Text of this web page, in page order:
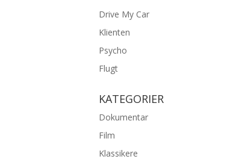
Drive My Car
Klienten
Psycho
Flugt
KATEGORIER
Dokumentar
Film
Klassikere